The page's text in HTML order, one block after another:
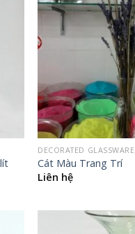
DECORATED GLASSWARE
Cát Màu Trang Trí
Liên hệ